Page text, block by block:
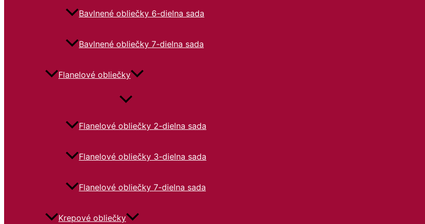
Bavlnené obliečky 6-dielna sada
Bavlnené obliečky 7-dielna sada
Flanelové obliečky
Flanelové obliečky 2-dielna sada
Flanelové obliečky 3-dielna sada
Flanelové obliečky 7-dielna sada
Krepové obliečky